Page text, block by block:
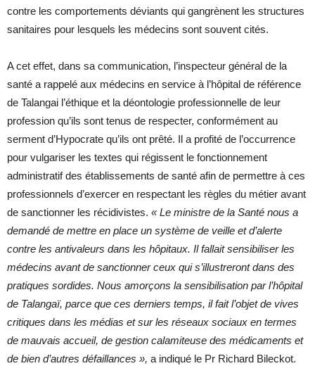
contre les comportements déviants qui gangrènent les structures
sanitaires pour lesquels les médecins sont souvent cités.
A cet effet, dans sa communication, l’inspecteur général de la
santé a rappelé aux médecins en service à l’hôpital de référence
de Talangai l’éthique et la déontologie professionnelle de leur
profession qu’ils sont tenus de respecter, conformément au
serment d’Hypocrate qu’ils ont prêté. Il a profité de l’occurrence
pour vulgariser les textes qui régissent le fonctionnement
administratif des établissements de santé afin de permettre à ces
professionnels d’exercer en respectant les règles du métier avant
de sanctionner les récidivistes. « Le ministre de la Santé nous a
demandé de mettre en place un système de veille et d’alerte
contre les antivaleurs dans les hôpitaux. Il fallait sensibiliser les
médecins avant de sanctionner ceux qui s’illustreront dans des
pratiques sordides. Nous amorçons la sensibilisation par l’hôpital
de Talangaï, parce que ces derniers temps, il fait l’objet de vives
critiques dans les médias et sur les réseaux sociaux en termes
de mauvais accueil, de gestion calamiteuse des médicaments et
de bien d’autres défaillances », a indiqué le Pr Richard Bileckot.